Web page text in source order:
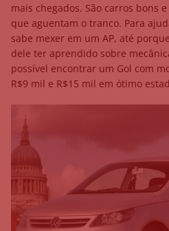
mais chegados. São carros bons
que aguentam o tranco. Para
sabe mexer em um AP, até
dele ter aprendido sobre
possível encontrar um Gol com
R$9 mil e R$15 mil em ótimo